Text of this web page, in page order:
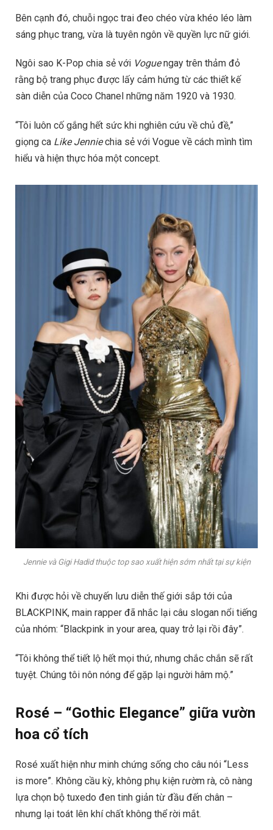
Bên cạnh đó, chuỗi ngọc trai đeo chéo vừa khéo léo làm
sáng phục trang, vừa là tuyên ngôn về quyền lực nữ giới.
Ngôi sao K-Pop chia sẻ với Voguengay trên thảm đỏ
rằng bộ trang phục được lấy cảm hứng từ các thiết kế
sàn diễn của Coco Chanel những năm 1920 và 1930.
“Tôi luôn cố gắng hết sức khi nghiên cứu về chủ đề,”
giọng ca Like Jenniechia sẻ với Vogue về cách mình tìm
hiểu và hiện thực hóa một concept.
Jennie và Gigi Hadid thuộc top sao xuất hiện sớm nhất tại sự kiện
Khi được hỏi về chuyến lưu diễn thế giới sắp tới của
BLACKPINK, main rapper đã nhắc lại câu slogan nổi tiếng
của nhóm: “Blackpink in your area, quay trở lại rồi đây”.
“Tôi không thể tiết lộ hết mọi thứ, nhưng chắc chắn sẽ rất
tuyệt. Chúng tôi nôn nóng để gặp lại người hâm mộ.”
Rosé – “Gothic Elegance” giữa vườn
hoa cổ tích
Rosé xuất hiện như minh chứng sống cho câu nói “Less
is more”. Không cầu kỳ, không phụ kiện rườm rà, cô nàng
lựa chọn bộ tuxedo đen tinh giản từ đầu đến chân –
nhưng lại toát lên khí chất không thể rời mắt.